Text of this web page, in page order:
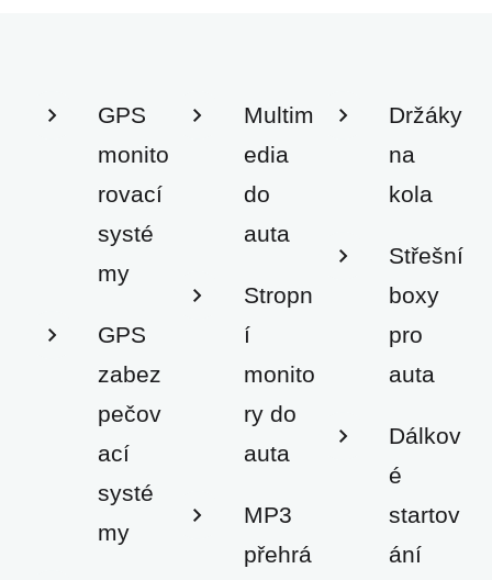
GPS
monito
rovací
systé
my
GPS
zabez
pečov
ací
systé
my
Multim
edia
do
auta
Stropn
í
monito
ry do
auta
MP3
přehrá
Držáky
na
kola
Střešní
boxy
pro
auta
Dálkov
é
startov
ání